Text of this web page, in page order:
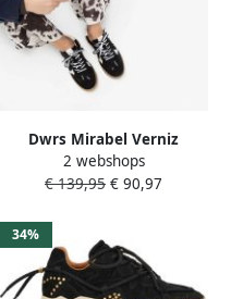
Dwrs Mirabel Verniz
B11548-03-1113 Zwart Wit
2 webshops
€ 139,95 € 90,97
34%